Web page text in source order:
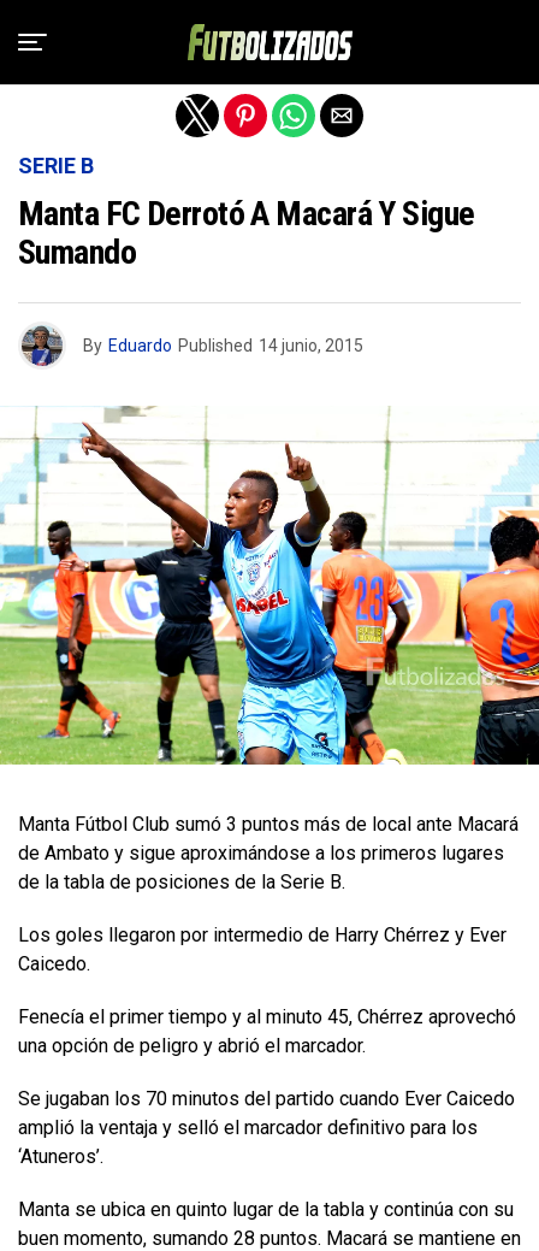
SERIE B
Manta FC Derrotó A Macará Y Sigue
Sumando
By Eduardo Published 14 junio, 2015
Manta Fútbol Club sumó 3 puntos más de local ante Macará
de Ambato y sigue aproximándose a los primeros lugares
de la tabla de posiciones de la Serie B.
Los goles llegaron por intermedio de Harry Chérrez y Ever
Caicedo.
Fenecía el primer tiempo y al minuto 45, Chérrez aprovechó
una opción de peligro y abrió el marcador.
Se jugaban los 70 minutos del partido cuando Ever Caicedo
amplió la ventaja y selló el marcador definitivo para los
‘Atuneros’.
Manta se ubica en quinto lugar de la tabla y continúa con su
buen momento, sumando 28 puntos. Macará se mantiene en
Salir de la versión móvil